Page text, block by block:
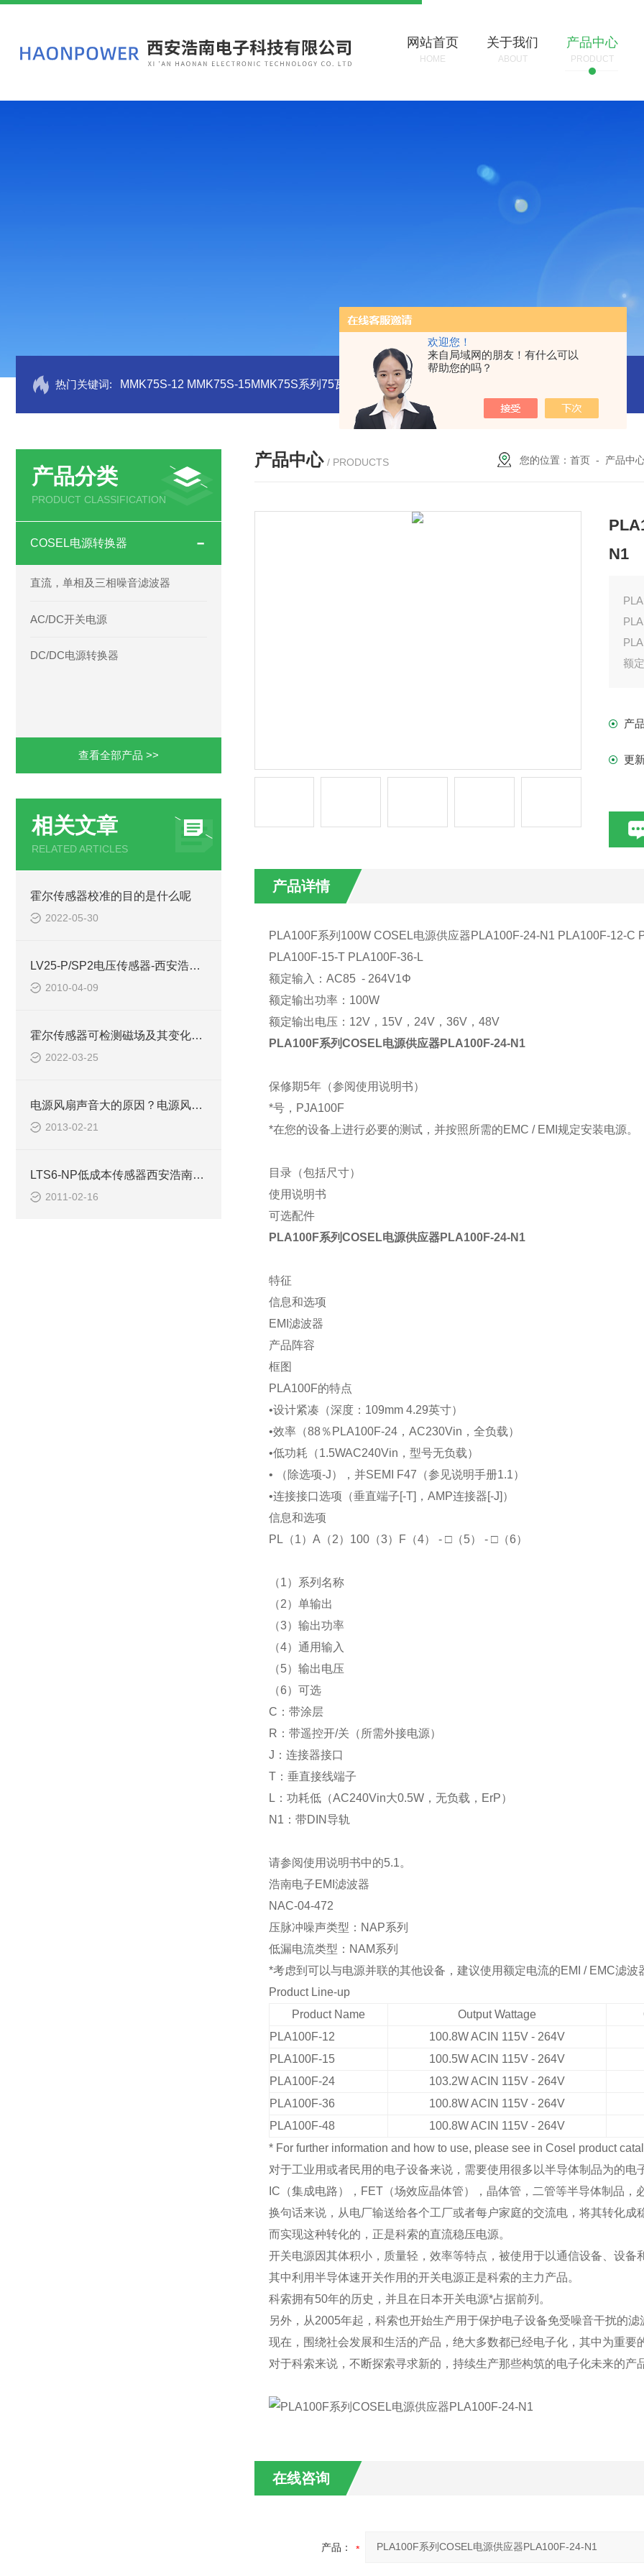
欢迎您！
来自局域网的朋友！有什么可以
帮助您的吗？
网站首页
HOME
关于我们
ABOUT
产品中心
PRODUCT
热门关键词: MMK75S-12 MMK75S-15MMK75S系列75瓦稳压电源MMK75S-24 MMK150S-15 MMK150S-5150W
产品分类
PRODUCT CLASSIFICATION
COSEL电源转换器
直流，单相及三相噪音滤波器
AC/DC开关电源
DC/DC电源转换器
查看全部产品 >>
相关文章
RELATED ARTICLES
霍尔传感器校准的目的是什么呢
2022-05-30
LV25-P/SP2电压传感器-西安浩南电子科技
2010-04-09
霍尔传感器可检测磁场及其变化，精度高宽带宽
2022-03-25
电源风扇声音大的原因？电源风扇声音大的解决办法-
2013-02-21
LTS6-NP低成本传感器西安浩南电子科技
2011-02-16
产品中心 / PRODUCTS 您的位置：首页 - 产品中
N1
额
产
更
产品详情
PLA100F系列 100W COSEL电源供应器PLA100F-24-N1 PLA100F-12-C
PLA100F-15-T PLA100F-36-L
额定输入： AC85 - 264V1Φ
额定输出功率： 100W
额定输出电压： 12V， 15V， 24V， 36V， 48V
PLA100F系列COSEL电源供应器PLA100F-24-N1
保修期5年（参阅使用说明书）
*号， PJA100F
*在您的设备上进行必要的测试，并按照所需的EMC / EMI 规定安装电源。
目录（包括尺寸）
使用说明书
可选配件
PLA100F系列COSEL电源供应器PLA100F-24-N1
特征
信息和选项
EMI 滤波器
产品阵容
框图
PLA100F的特点
•设计紧凑（深度： 109mm 4.29英寸）
•效率（88％ PLA100F-24， AC230Vin ， 全负载）
•低功耗（1.5WAC240Vin ，型号无负载）
•
（除选项-J），并SEMI F47 （参见说明手册1.1）
•连接接口选项（垂直端子[-T] ， AMP连接器[-J] ）
信息和选项
PL （1） A （2） 100（3） F （4） - □（5） - □（6）
（1）系列名称
（2）单输出
（3）输出功率
（4）通用输入
（5）输出电压
（6）可选
C ：带涂层
R ：带遥控开/关（所需外接电源）
J ：连接器接口
T：垂直接线端子
L ：功耗低（AC240Vin大0.5W，无负载， ErP）
N1 ：带DIN 导轨
请参阅使用说明书中的5.1。
浩南电子EMI 滤波器
NAC-04-472
压脉冲噪声类型： NAP系列
低漏电流类型： NAM系列
*考虑到可以与电源并联的其他设备，建议使用额定电流的EMI / EMC滤波
Product Line-up
Product Name
Output Wattage
PLA100F-12
100.8W ACIN 115V - 264V
PLA100F-15
100.5W ACIN 115V - 264V
PLA100F-24
103.2W ACIN 115V - 264V
PLA100F-36
100.8W ACIN 115V - 264V
PLA100F-48
100.8W ACIN 115V - 264V
* For further information and how to use, please see in Cosel product
对于工业用或者民用的电子设备来说，需要使用很多以半导体制品为的电
IC（集成电路），FET（场效应晶体管），晶体管，二管等半导体制品，
换句话来说，从电厂输送给各个工厂或者每户家庭的交流电，将其转化成
而实现这种转化的，正是科索的直流稳压电源。
开关电源因其体积小，质量轻，效率等特点，被使用于以通信设备、设备
其中利用半导体速开关作用的开关电源正是科索的主力产品。
科索拥有50年的历史，并且在日本开关电源*占据前列。
另外，从2005年起，科索也开始生产用于保护电子设备免受噪音干扰的滤
现在，围绕社会发展和生活的产品，绝大多数都已经电子化，其中为重要
对于科索来说，不断探索寻求新的，持续生产那些构筑的电子化未来的产
在线咨询
产品：